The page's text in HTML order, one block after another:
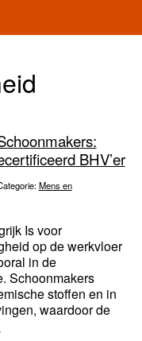
BHV’er
Mens en
Is voor
op de werkvloer
in de
Schoonmakers
stoffen en in
waardoor de